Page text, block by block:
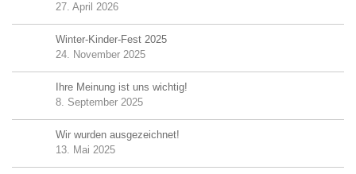
27. April 2026
Winter-Kinder-Fest 2025
24. November 2025
Ihre Meinung ist uns wichtig!
8. September 2025
Wir wurden ausgezeichnet!
13. Mai 2025